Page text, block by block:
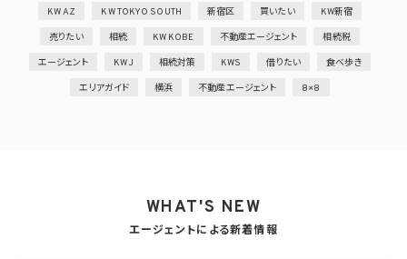
KW AZ KW TOKYO SOUTH 新宿区 買いたい KW新宿
売りたい 相続 KW KOBE 不動産エージェント 相続税
エージェント KWJ 相続対策 KWS 借りたい 食べ歩き
エリアガイド 横浜 不動産エージェント 8×8
WHAT'S NEW
エージェントによる新着情報